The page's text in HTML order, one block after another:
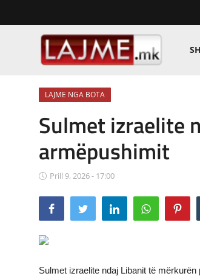
LAJME MAQEDONI
SHQIPERI
KOSOVA
LAJME NGA BOTA
SHOWBIZ
SHENDETI
LAJME NGA BOTA
Sulmet izraelite
armëpushimit
Prill 9, 2026 - 17:00
Sulmet izraelite ndaj Libanit të